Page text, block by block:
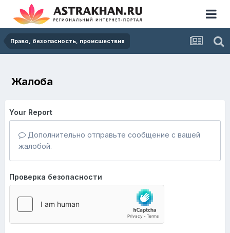
Право, безопасность, происшествия
Жалоба
Your Report
Дополнительно отправьте сообщение с вашей
жалобой.
Проверка безопасности